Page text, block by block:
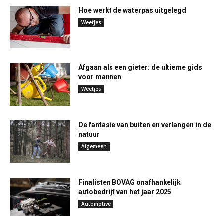
Hoe werkt de waterpas uitgelegd
Weetjes
Afgaan als een gieter: de ultieme gids
voor mannen
Weetjes
De fantasie van buiten en verlangen in de
natuur
Algemeen
Finalisten BOVAG onafhankelijk
autobedrijf van het jaar 2025
Automotive